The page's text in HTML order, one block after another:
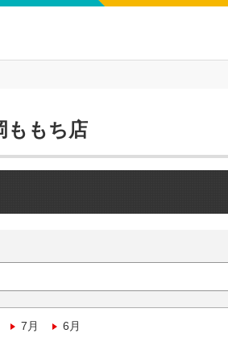
ももち店
7月 6月